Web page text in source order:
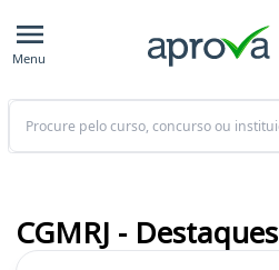
Menu
Buscar
CGMRJ - Destaques